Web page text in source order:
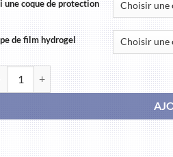
une coque de protection
de film hydrogel
de OnePlus Nord CE 2 Lite 5G